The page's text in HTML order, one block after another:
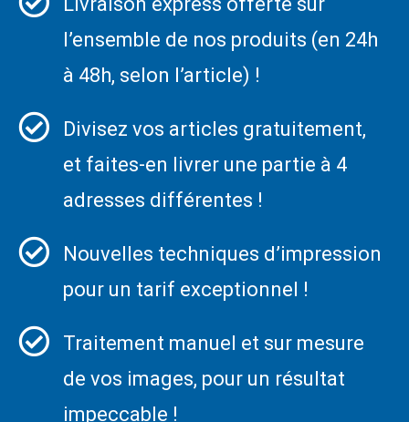
l’ensemble de nos produits (en 24h
à 48h, selon l’article) !
Divisez vos articles gratuitement,
et faites-en livrer une partie à 4
adresses différentes !
Nouvelles techniques d’impression
pour un tarif exceptionnel !
Traitement manuel et sur mesure
de vos images, pour un résultat
impeccable !